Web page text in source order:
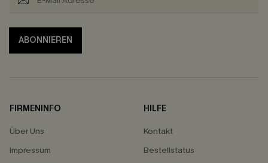
ABONNIEREN
FIRMENINFO
Über Uns
Impressum
HILFE
Kontakt
Bestellstatus